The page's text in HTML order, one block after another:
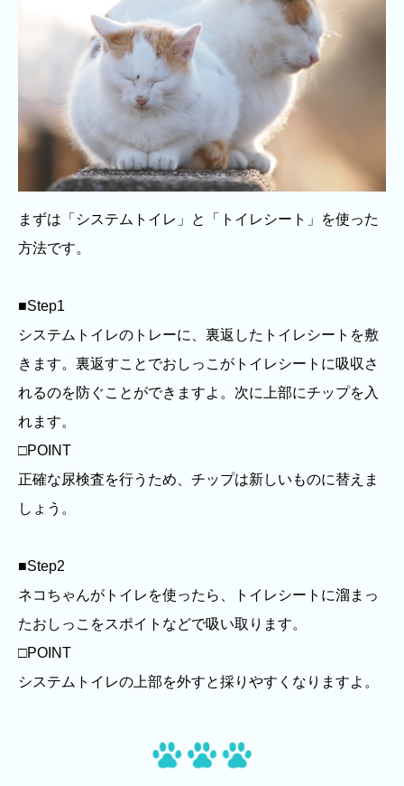
まずは「システムトイレ」と「トイレシート」を使った
方法です。
■Step1
システムトイレのトレーに、裏返したトイレシートを敷
きます。裏返すことでおしっこがトイレシートに吸収さ
れるのを防ぐことができますよ。次に上部にチップを入
れます。
□POINT
正確な尿検査を行うため、チップは新しいものに替えま
しょう。
■Step2
ネコちゃんがトイレを使ったら、トイレシートに溜まっ
たおしっこをスポイトなどで吸い取ります。
□POINT
システムトイレの上部を外すと採りやすくなりますよ。